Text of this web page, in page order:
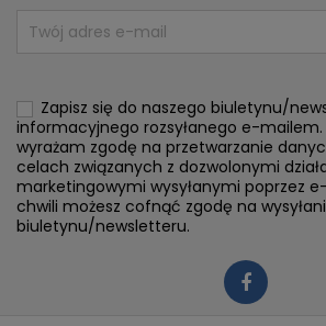
Zapisz się do naszego biuletynu/
informacyjnego rozsyłanego e-
wyrażam zgodę na przetwarzanie
celach związanych z dozwolonymi
marketingowymi wysyłanymi poprzez
chwili możesz cofnąć zgodę na
biuletynu/newsletteru.